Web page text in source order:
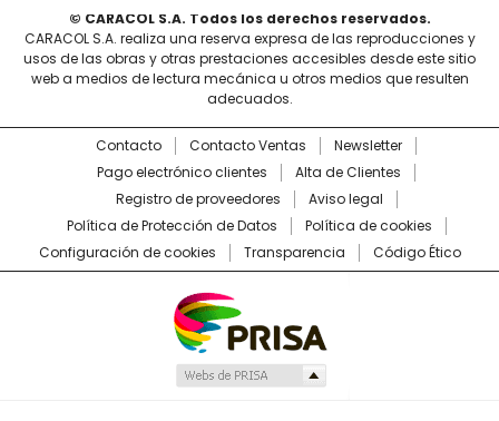
© CARACOL S.A. Todos los derechos reservados.
CARACOL S.A. realiza una reserva expresa de las reproducciones y
usos de las obras y otras prestaciones accesibles desde este sitio
web a medios de lectura mecánica u otros medios que resulten
adecuados.
Contacto Contacto Ventas
Newsletter
Pago electrónico clientes
Alta de Clientes
Registro de proveedores
Aviso legal
Política de Protección de Datos
Política de cookies
Configuración de cookies
Transparencia Código Ético